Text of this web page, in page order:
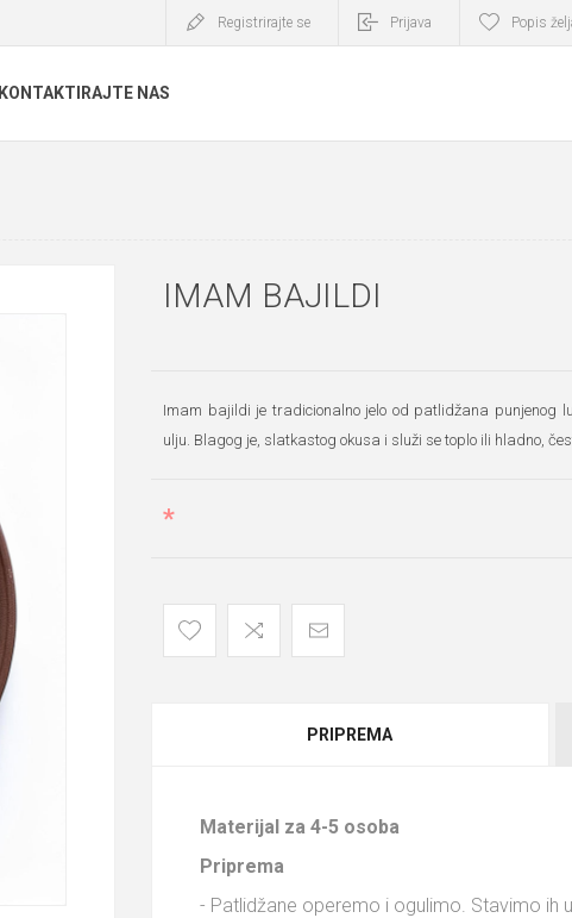
Registrirajte se Prijava Popis
KONTAKTIRAJTE NAS
IMAM BAJILDI
Imam bajildi je tradicionalno jelo od patlidžana punjenog
ulju. Blagog je, slatkastog okusa i služi se toplo ili hladno,
*
PRIPREMA
Materijal za 4-5 osoba
Priprema
- Patlidžane operemo i ogulimo. Stavimo ih